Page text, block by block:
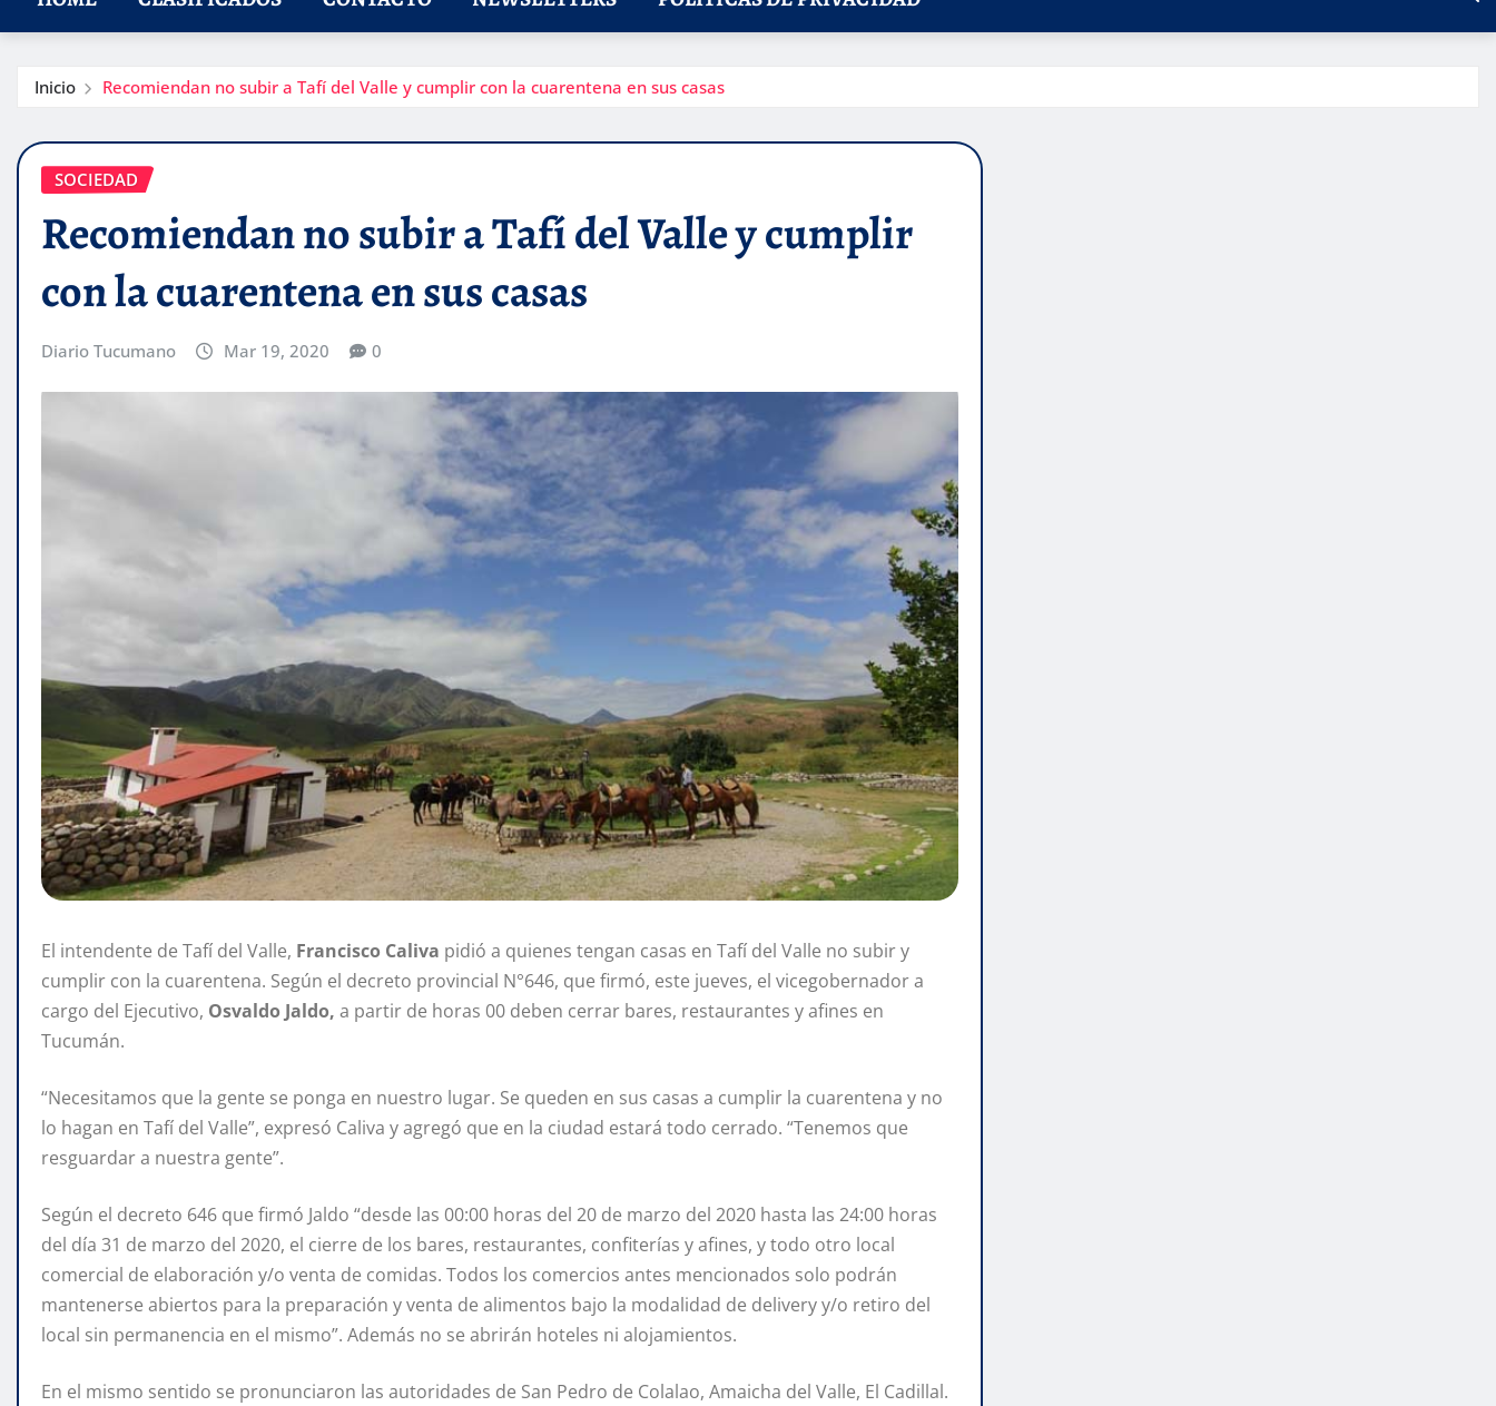
Inicio Recomiendan no subir a Tafí del Valle y cumplir con la cuarentena en sus casas
SOCIEDAD
Recomiendan no subir a Tafí del Valle y cumplir
con la cuarentena en sus casas
Diario Tucumano Mar 19, 2020 0
El intendente de Tafí del Valle, Francisco Caliva pidió a quienes tengan casas en Tafí del Valle no subir y
cumplir con la cuarentena. Según el decreto provincial N°646, que firmó, este jueves, el vicegobernador a
cargo del Ejecutivo, Osvaldo Jaldo, a partir de horas 00 deben cerrar bares, restaurantes y afines en
Tucumán.
“Necesitamos que la gente se ponga en nuestro lugar. Se queden en sus casas a cumplir la cuarentena y no
lo hagan en Tafí del Valle”, expresó Caliva y agregó que en la ciudad estará todo cerrado. “Tenemos que
resguardar a nuestra gente”.
Según el decreto 646 que firmó Jaldo “desde las 00:00 horas del 20 de marzo del 2020 hasta las 24:00 horas
del día 31 de marzo del 2020, el cierre de los bares, restaurantes, confiterías y afines, y todo otro local
comercial de elaboración y/o venta de comidas. Todos los comercios antes mencionados solo podrán
mantenerse abiertos para la preparación y venta de alimentos bajo la modalidad de delivery y/o retiro del
local sin permanencia en el mismo”. Además no se abrirán hoteles ni alojamientos.
En el mismo sentido se pronunciaron las autoridades de San Pedro de Colalao, Amaicha del Valle, El Cadillal.